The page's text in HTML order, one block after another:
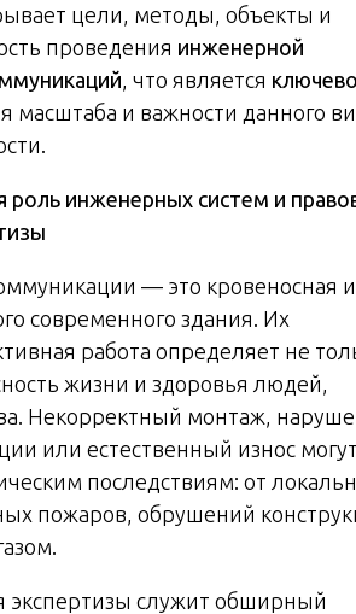
цели, методы, объекты и
проведения инженерной
, что является
масштаба и важности данного
роль инженерных систем и
— это кровеносная и
современного здания. Их
работа определяет не
жизни и здоровья людей,
Некорректный монтаж,
или естественный износ могут
последствиям: от
пожаров, обрушений
экспертизы служит обширный